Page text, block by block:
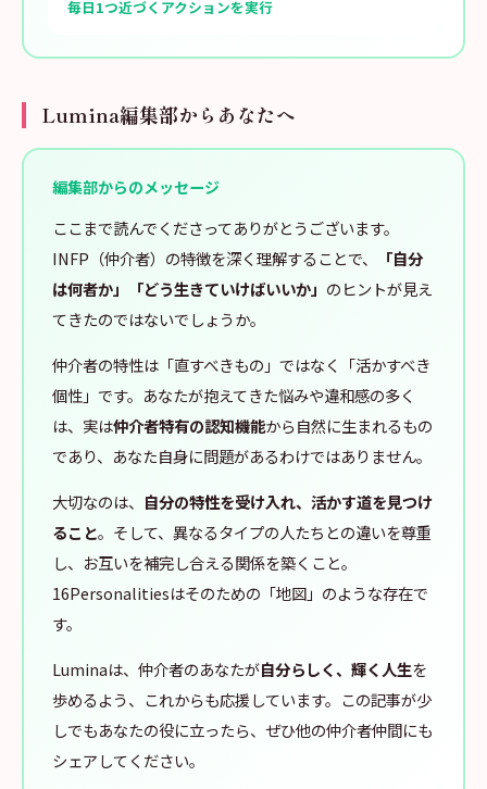
毎日1つ近づくアクションを実行
Lumina編集部からあなたへ
編集部からのメッセージ
ここまで読んでくださってありがとうございます。
INFP（仲介者）の特徴を深く理解することで、
「自分
は何者か」「どう生きていけばいいか」 のヒントが見え
てきたのではないでしょうか。
仲介者の特性は「直すべきもの」ではなく「活かすべき
個性」です。あなたが抱えてきた悩みや違和感の多く
は、実は仲介者特有の認知機能から自然に生まれるもの
であり、あなた自身に問題があるわけではありません。
大切なのは、 自分の特性を受け入れ、活かす道を見つけ
ること。そして、異なるタイプの人たちとの違いを尊重
し、お互いを補完し合える関係を築くこと。
16Personalitiesはそのための「地図」のような存在で
す。
Luminaは、仲介者のあなたが自分らしく、輝く人生を
歩めるよう、これからも応援しています。この記事が少
しでもあなたの役に立ったら、ぜひ他の仲介者仲間にも
シェアしてください。